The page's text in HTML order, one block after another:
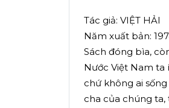
Tác giả: VIỆT HẢI
Năm xuất bản:
Sách đóng bìa,
Nước Việt Nam ta
chứ không ai
cha của chúng